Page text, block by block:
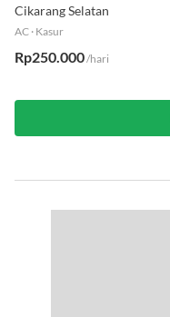
Furnished Lt 1
Cikarang Selatan
AC · Kasur
Rp250.000/hari